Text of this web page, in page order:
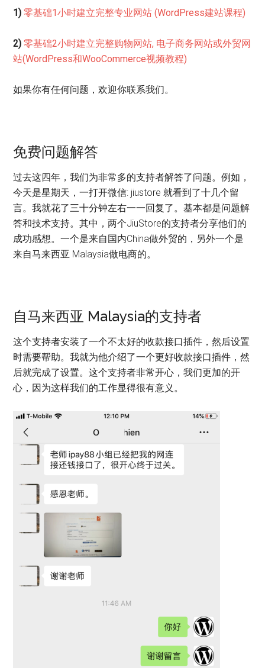
1) 零基础1小时建立完整专业网站 (WordPress建站课程)
2) 零基础2小时建立完整购物网站, 电子商务网站或外贸网
站(WordPress和WooCommerce视频教程)
如果你有任何问题，欢迎你联系我们。
免费问题解答
过去这四年，我们为非常多的支持者解答了问题。例如，
今天是星期天，一打开微信: jiustore 就看到了十几个留
言。我就花了三十分钟左右一一回复了。基本都是问题解
答和技术支持。其中，两个JiuStore的支持者分享他们的
成功感想。一个是来自国内China做外贸的，另外一个是
来自马来西亚 Malaysia做电商的。
自马来西亚 Malaysia的支持者
这个支持者安装了一个不太好的收款接口插件，然后设置
时需要帮助。我就为他介绍了一个更好收款接口插件，然
后就完成了设置。这个支持者非常开心，我们更加的开
心，因为这样我们的工作显得很有意义。